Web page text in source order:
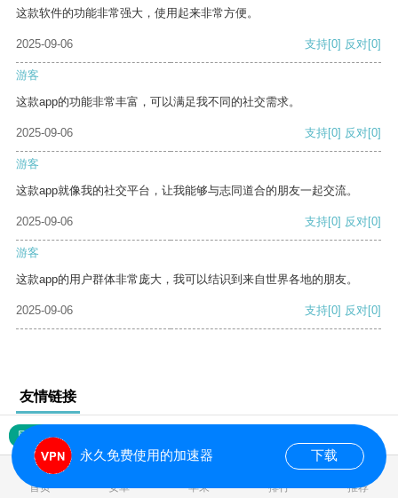
这款软件的功能非常强大，使用起来非常方便。
2025-09-06 支持[0] 反对[0]
游客
这款app的功能非常丰富，可以满足我不同的社交需求。
2025-09-06 支持[0] 反对[0]
游客
这款app就像我的社交平台，让我能够与志同道合的朋友一起交流。
2025-09-06 支持[0] 反对[0]
游客
这款app的用户群体非常庞大，我可以结识到来自世界各地的朋友。
2025-09-06 支持[0] 反对[0]
友情链接
网站地图
首页 安卓 苹果 排行 推荐
永久免费使用的加速器 下载
0.021289s